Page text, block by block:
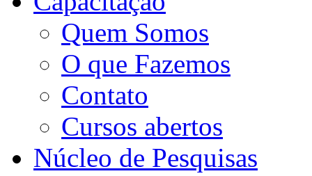
Quem Somos
O que Fazemos
Contato
Cursos abertos
Núcleo de Pesquisas